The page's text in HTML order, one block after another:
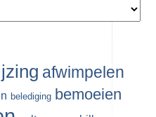
afwimpelen
belediging bemoeien